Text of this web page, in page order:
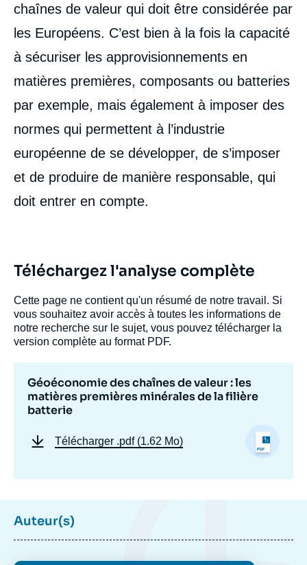
chaînes de valeur qui doit être considérée par
les Européens. C’est bien à la fois la capacité
à sécuriser les approvisionnements en
matières premières, composants ou batteries
par exemple, mais également à imposer des
normes qui permettent à l’industrie
européenne de se développer, de s’imposer
et de produire de manière responsable, qui
doit entrer en compte.
Téléchargez l'analyse complète
Cette page ne contient qu'un résumé de notre travail. Si
vous souhaitez avoir accès à toutes les informations de
notre recherche sur le sujet, vous pouvez télécharger la
version complète au format PDF.
Géoéconomie des chaînes de valeur : les
matières premières minérales de la filière
batterie
Télécharger .pdf (1.62 Mo)
Auteur(s)